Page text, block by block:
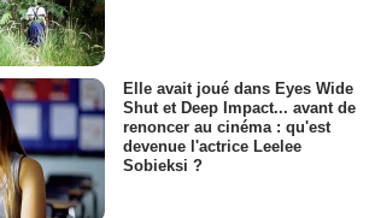
Elle avait joué dans Eyes Wide
Shut et Deep Impact... avant de
renoncer au cinéma : qu'est
devenue l'actrice Leelee
Sobieksi ?